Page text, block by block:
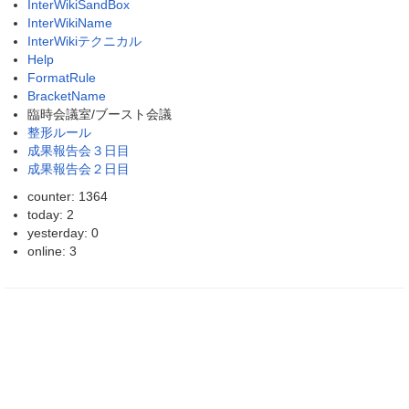
InterWikiSandBox
InterWikiName
InterWikiテクニカル
Help
FormatRule
BracketName
臨時会議室/ブースト会議
整形ルール
成果報告会３日目
成果報告会２日目
counter: 1364
today: 2
yesterday: 0
online: 3